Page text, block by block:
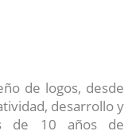
de logos, desde
desarrollo y
de 10 años de